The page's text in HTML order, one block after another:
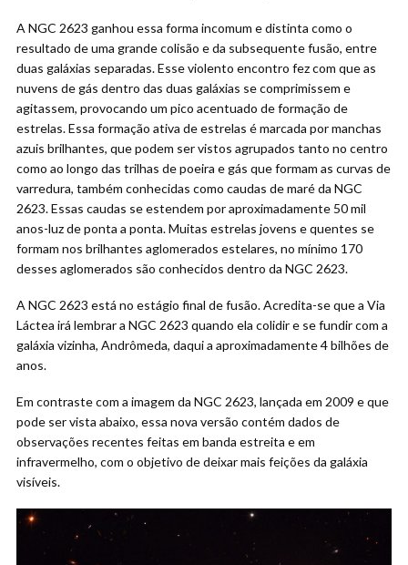
A NGC 2623 ganhou essa forma incomum e distinta como o
resultado de uma grande colisão e da subsequente fusão, entre
duas galáxias separadas. Esse violento encontro fez com que as
nuvens de gás dentro das duas galáxias se comprimissem e
agitassem, provocando um pico acentuado de formação de
estrelas. Essa formação ativa de estrelas é marcada por manchas
azuis brilhantes, que podem ser vistos agrupados tanto no centro
como ao longo das trilhas de poeira e gás que formam as curvas de
varredura, também conhecidas como caudas de maré da NGC
2623. Essas caudas se estendem por aproximadamente 50 mil
anos-luz de ponta a ponta. Muitas estrelas jovens e quentes se
formam nos brilhantes aglomerados estelares, no mínimo 170
desses aglomerados são conhecidos dentro da NGC 2623.
A NGC 2623 está no estágio final de fusão. Acredita-se que a Via
Láctea irá lembrar a NGC 2623 quando ela colidir e se fundir com a
galáxia vizinha, Andrômeda, daqui a aproximadamente 4 bilhões de
anos.
Em contraste com a imagem da NGC 2623, lançada em 2009 e que
pode ser vista abaixo, essa nova versão contém dados de
observações recentes feitas em banda estreita e em
infravermelho, com o objetivo de deixar mais feições da galáxia
visíveis.